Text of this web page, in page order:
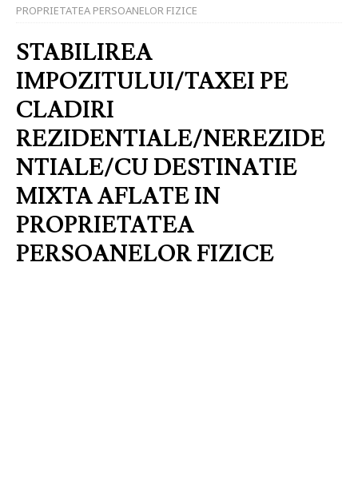
PROPRIETATEA PERSOANELOR FIZICE
STABILIREA
IMPOZITULUI/TAXEI PE
CLADIRI
REZIDENTIALE/NEREZIDE
NTIALE/CU DESTINATIE
MIXTA AFLATE IN
PROPRIETATEA
PERSOANELOR FIZICE